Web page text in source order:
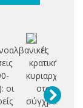
οι
Η
κρατική
κυριαρχία
στο
σύγχρονο